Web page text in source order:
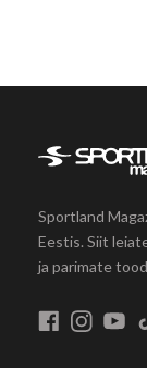
Sportland
Eestis. Siit
ja parimate